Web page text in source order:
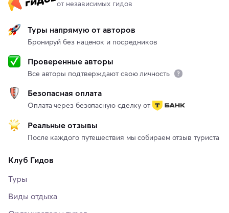
от независимых гидов
Туры напрямую от авторов
Бронируй без наценок и посредников
Проверенные авторы
Все авторы подтверждают свою личность
Безопасная оплата
Оплата через безопасную сделку от
Реальные отзывы
После каждого путешествия мы собираем отзыв туриста
Клуб Гидов
Туры
Виды отдыха